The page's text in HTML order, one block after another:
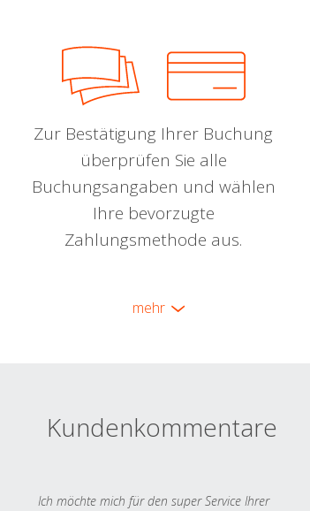
Zur Bestätigung Ihrer Buchung
überprüfen Sie alle
Buchungsangaben und wählen
Ihre bevorzugte
Zahlungsmethode aus.
mehr
Kundenkommentare
Ich möchte mich für den super Service Ihrer